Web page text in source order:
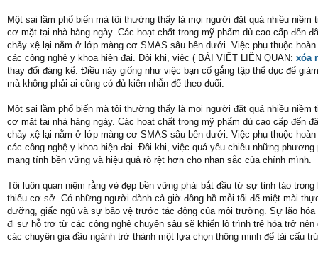
Một sai lầm phổ biến mà tôi thường thấy là mọi người đặt quá nhiều
cơ mặt tại nhà hàng ngày. Các hoạt chất trong mỹ phẩm dù cao cấp đến
chảy xệ lại nằm ở lớp màng cơ SMAS sâu bên dưới. Việc phụ thuộc
các công nghệ y khoa hiện đại. Đôi khi, việc ( BÀI VIẾT LIÊN QUAN: xóa
thay đổi đáng kể. Điều này giống như việc bạn cố gắng tập thể dục để
mà không phải ai cũng có đủ kiên nhẫn để theo đuổi.
Một sai lầm phổ biến mà tôi thường thấy là mọi người đặt quá nhiều
cơ mặt tại nhà hàng ngày. Các hoạt chất trong mỹ phẩm dù cao cấp đến
chảy xệ lại nằm ở lớp màng cơ SMAS sâu bên dưới. Việc phụ thuộc
các công nghệ y khoa hiện đại. Đôi khi, việc quá yêu chiều những
mang tính bền vững và hiệu quả rõ rệt hơn cho nhan sắc của chính mình.
Tôi luôn quan niệm rằng vẻ đẹp bền vững phải bắt đầu từ sự tỉnh táo
thiếu cơ sở. Có những người dành cả giờ đồng hồ mỗi tối để miệt mài
dưỡng, giấc ngủ và sự bảo vệ trước tác động của môi trường. Sự lão
đi sự hỗ trợ từ các công nghệ chuyên sâu sẽ khiến lộ trình trẻ hóa trở
các chuyên gia đầu ngành trở thành một lựa chọn thông minh để tái cấu